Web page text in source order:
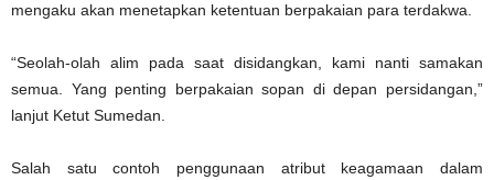
mengaku akan menetapkan ketentuan berpakaian para terdakwa.
“Seolah-olah alim pada saat disidangkan, kami nanti samakan
semua. Yang penting berpakaian sopan di depan persidangan,”
lanjut Ketut Sumedan.
Salah satu contoh penggunaan atribut keagamaan dalam